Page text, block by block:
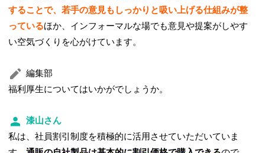
することで、若手の意見もしっかりと吸い上げる仕組みが整
っているほか、インフォーマルな場でも意見や提案がしやす
い空気づくりを心がけています。
編集部
福利厚生についてはいかがでしょうか。
漆山さん
私は、社員割引制度を積極的に活用させていただいていま